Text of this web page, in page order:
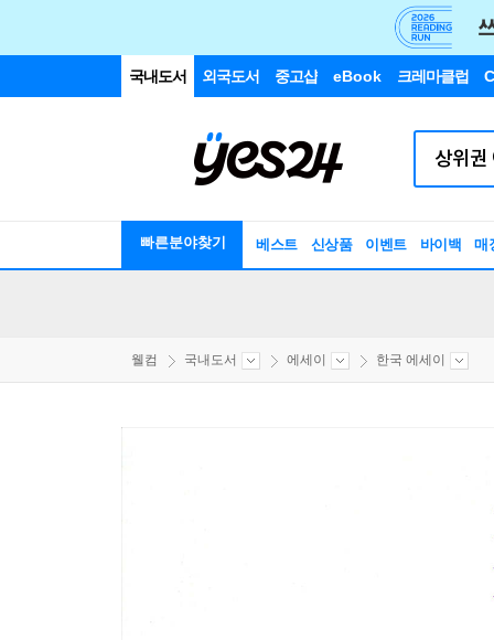
국내도서 외국도서 중고샵 eBook 크레마클럽
빠른분야찾기 베스트 신상품 이벤트 바이백 매
웰컴 국내도서 에세이 한국 에세이